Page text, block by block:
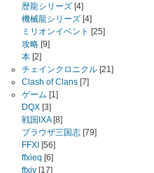
歴龍シリーズ [4]
機械龍シリーズ [4]
ミリオンイベント [25]
攻略 [9]
本 [2]
チェインクロニクル [21]
Clash of Clans [7]
ゲーム [1]
DQX [3]
戦国IXA[8]
ブラウザ三国志 [79]
FFXI [56]
ffxieq [6]
ffxiv [17]